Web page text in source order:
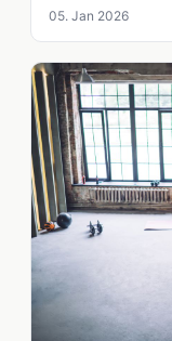
05. Jan 2026